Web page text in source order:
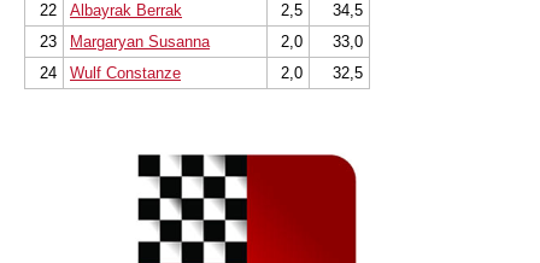
22
Albayrak Berrak 2,5
34,5
23
Margaryan Susanna 2,0
33,0
24
Wulf Constanze 2,0 32,5